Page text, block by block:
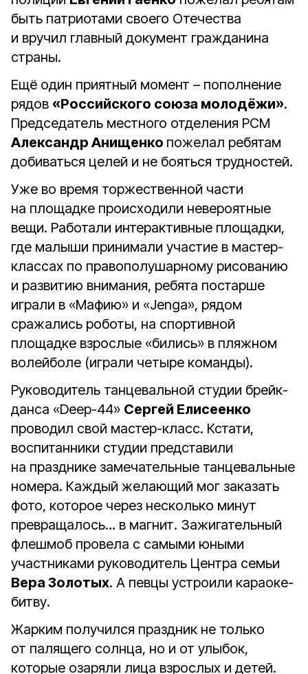
быть патриотами своего Отечества
и вручил главный документ гражданина
страны.
Ещё один приятный момент – пополнение
рядов «Российского союза молодёжи».
Председатель местного отделения РСМ
Александр Анищенко пожелал ребятам
добиваться целей и не бояться трудностей.
Уже во время торжественной части
на площадке происходили невероятные
вещи. Работали интерактивные площадки,
где малыши принимали участие в мастер-
классах по правополушарному рисованию
и развитию внимания, ребята постарше
играли в «Мафию» и «Jenga», рядом
сражались роботы, на спортивной
площадке взрослые «бились» в пляжном
волейболе (играли четыре команды).
Руководитель танцевальной студии брейк-
данса «Deep-44» Сергей Елисеенко
проводил свой мастер-класс. Кстати,
воспитанники студии представили
на празднике замечательные танцевальные
номера. Каждый желающий мог заказать
фото, которое через несколько минут
превращалось… в магнит. Зажигательный
флешмоб провела с самыми юными
участниками руководитель Центра семьи
Вера Золотых. А певцы устроили караоке-
битву.
Жарким получился праздник не только
от палящего солнца, но и от улыбок,
которые озаряли лица взрослых и детей.